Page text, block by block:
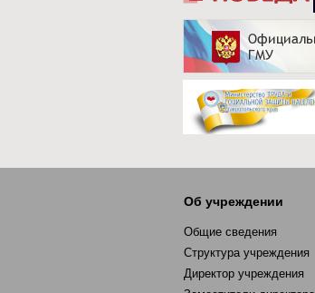
Об учреждении
Общие сведения
Структура учреждения
Директор учреждения